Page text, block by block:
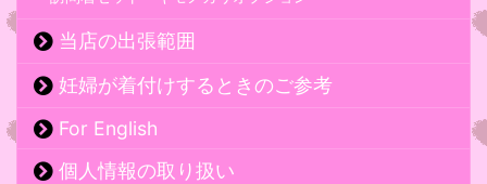
当店の出張範囲
妊婦が着付けするときのご参考
For English
個人情報の取り扱い